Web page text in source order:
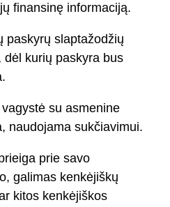
finansinę informaciją.
paskyrų slaptažodžių
dėl kurių paskyra bus
su asmenine
naudojama sukčiavimui.
prie savo
galimas kenkėjiškų
kitos kenkėjiškos